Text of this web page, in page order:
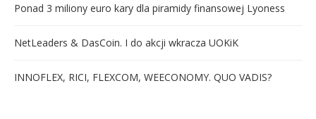
Ponad 3 miliony euro kary dla piramidy finansowej Lyoness
NetLeaders & DasCoin. I do akcji wkracza UOKiK
INNOFLEX, RICI, FLEXCOM, WEECONOMY. QUO VADIS?